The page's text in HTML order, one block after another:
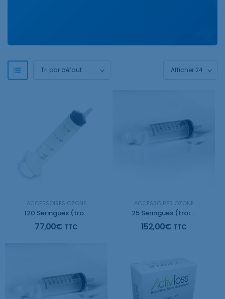
ACCESSOIRES OZONE
120 Seringues (trois pieces) de 20ml
77,00€ TTC
ACCESSOIRES OZONE
25 Seringues (trois pieces) de 100ml
152,00€ TTC